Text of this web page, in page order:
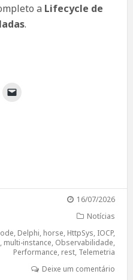
a Lifecycle de
.
16/07/2026
Notícias
, Delphi, horse, HttpSys, IOCP,
, multi-instance, Observabilidade,
Performance, rest, Telemetria
Deixe um comentário